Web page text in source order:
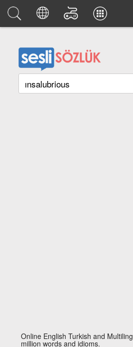
Online English Turkish and
million words and idioms.